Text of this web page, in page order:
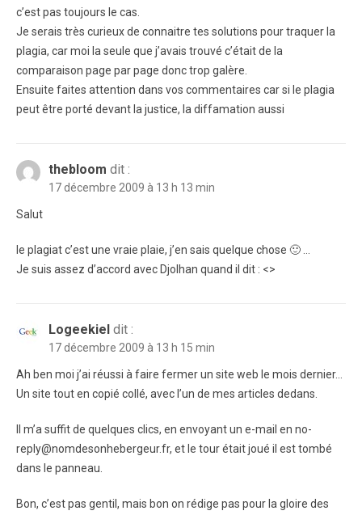
c’est pas toujours le cas.
Je serais très curieux de connaitre tes solutions pour traquer la
plagia, car moi la seule que j’avais trouvé c’était de la
comparaison page par page donc trop galère.
Ensuite faites attention dans vos commentaires car si le plagia
peut être porté devant la justice, la diffamation aussi
thebloom dit :
17 décembre 2009 à 13 h 13 min
Salut
le plagiat c’est une vraie plaie, j’en sais quelque chose 🙂 …
Je suis assez d’accord avec Djolhan quand il dit : <>
Logeekiel dit :
17 décembre 2009 à 13 h 15 min
Ah ben moi j’ai réussi à faire fermer un site web le mois dernier…
Un site tout en copié collé, avec l’un de mes articles dedans.
Il m’a suffit de quelques clics, en envoyant un e-mail en no-
reply@nomdesonhebergeur.fr, et le tour était joué il est tombé
dans le panneau.
Bon, c’est pas gentil, mais bon on rédige pas pour la gloire des